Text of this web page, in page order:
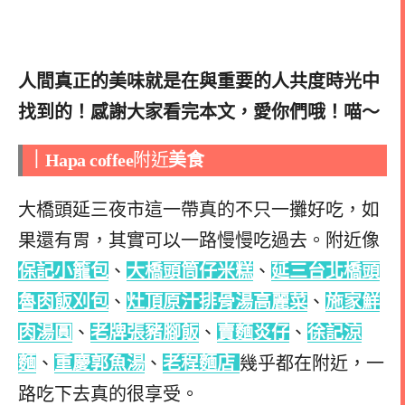
人間真正的美味就是在與重要的人共度時光中
找到的！感謝大家看完本文，愛你們哦！喵～
Hapa coffee附近美食
大橋頭延三夜市這一帶真的不只一攤好吃，如
果還有胃，其實可以一路慢慢吃過去。附近像
保記小籠包 、 大橋頭筒仔米糕 、 延三台北橋頭
魯肉飯刈包 、 灶頂原汁排骨湯高麗菜 、 施家鮮
肉湯圓 、 老牌張豬腳飯 、 賣麵炎仔 、 徐記涼
麵 、 重慶郭魚湯 、 老程麵店 幾乎都在附近，一
路吃下去真的很享受。